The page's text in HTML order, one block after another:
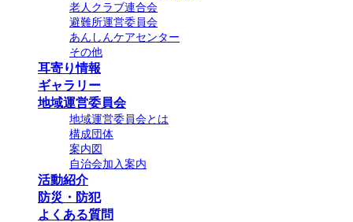
老人クラブ連合会
避難所運営委員会
あんしんケアセンター
その他
耳寄り情報
ギャラリー
地域運営委員会
地域運営委員会とは
構成団体
案内図
自治会加入案内
活動紹介
防災・防犯
よくある質問